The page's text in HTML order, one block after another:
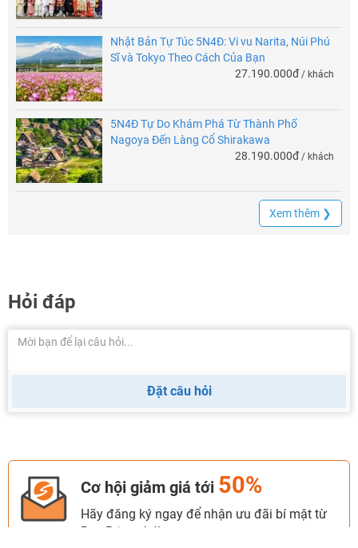
Nhật Bản Tự Túc 5N4Đ: Vi vu Narita, Núi Phú
Sĩ và Tokyo Theo Cách Của Bạn
27.190.000đ / khách
5N4Đ Tự Do Khám Phá Từ Thành Phố
Nagoya Đến Làng Cổ Shirakawa
28.190.000đ / khách
Xem thêm ❯
Hỏi đáp
Đặt câu hỏi
Cơ hội giảm giá tới 50%
Hãy đăng ký ngay để nhận ưu đãi bí mật từ
BestPrice nhé!